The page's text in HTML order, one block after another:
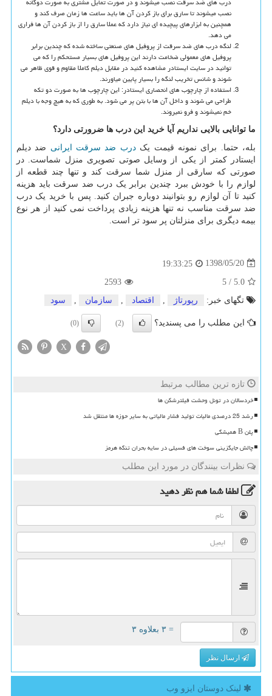
نصب میشوند تا سارق برای باز کردن آن ها باید ساعت ها زمان صرف کند و
همچنین به ابزارهای پیچیده ای نیاز دارد که عملا سارق را از باز کردن آن ها فراری
می دهد.
لنگه درب های ضد سرقت از پروفیل های صنعتی ساخته شده که چندین برابر
پروفیل های معمولی ضخامت دارند این پروفیل های بسیار مستحکم را که می
توانید در سایت ایستادر مشاهده کنید در مقابل دیلم کاملا مقاوم و قوی ظاهر می
شوند و شانس تخریب لنگه را بسیار پایین میاورند.
استفاده از چارچوب های انحصاری ایستادر: این چارچوب ها به صورت دو تکه
طراحی می شوند و داخل آن ها با بتن پر می شود. به طوری که به هیچ وجه با دیلم
خم نمیشوند و فرو نمیروند.
ما توانایی بالایی نداریم آیا خرید این درب ها ضرورتی دارد؟
بله، حتما. برای نمونه قیمت یکدرب ضد سرقت ایرانی ضد دیلم
ایستادر کمتر از یکی از وسایل صوتی تصویری منزل شماست. در
صورتی که سارقی از منزل شما سرقت کند و تنها چند قطعه از
لوازم را با خودش ببرد چندین برابر یک درب ضد سرقت باید هزینه
کنید تا آن لوازم رو بتوانیند دوباره جبران کنید. پس با خرید یک درب
ضد سرقت مناسب نه تنها هزینه زیادی پرداخت نمی کنید از هر نوع
بیمه دیگری برای منزلتان پر سود تر است.
1398/05/20
19:33:25
5.0
/
5
2593
تگهای خبر:
رپورتاژ , اقتصاد , سازمان , سود
این مطلب را می پسندید؟ (2)
(0)
X
تازه ترین مطالب مرتبط
خردسالان در تونل وحشت فیلترشکن ها
رشد 25 درصدی مالیات تولید فشار مالیاتی به سایر حوزه ها منتقل شد
پلن B همیشگی
چالش جایگزینی سوخت های فسیلی در سایه بحران تنگه هرمز
نظرات بینندگان در مورد این مطلب
لطفا شما همنظر دهید
= ۳ بعلاوه ۳
ارسال نظر
لینک دوستان ایزو وب